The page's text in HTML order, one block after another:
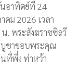
ทิตย์ที่ 24
คม 2026 เวลา
น. พระสังฆราชซิลวี
ชาขอบพระคุณ
ที่พึ่ง ท่าหว้า